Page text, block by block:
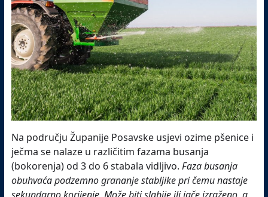
Na području Županije Posavske usjevi ozime pšenice i
ječma se nalaze u različitim fazama busanja
(bokorenja) od 3 do 6 stabala vidljivo.Faza busanja
obuhvaća podzemno grananje stabljike pri čemu nastaje